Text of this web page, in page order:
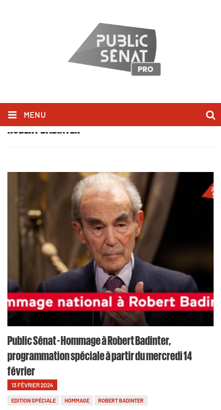
MENU
ROBERT BADINTER
Public Sénat - Hommage à Robert Badinter,
programmation spéciale à partir du mercredi 14
février
13 FÉVRIER 2024
EDITION SPÉCIALE HOMMAGE ROBERT BADINTER